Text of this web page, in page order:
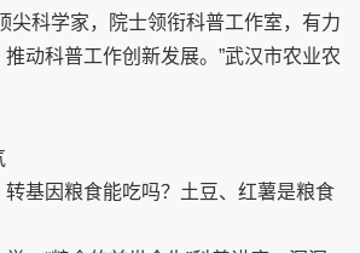
尖科学家，院士领衔科普工作室，有力
动科普工作创新发展。”武汉市农业农
基因粮食能吃吗？土豆、红薯是粮食